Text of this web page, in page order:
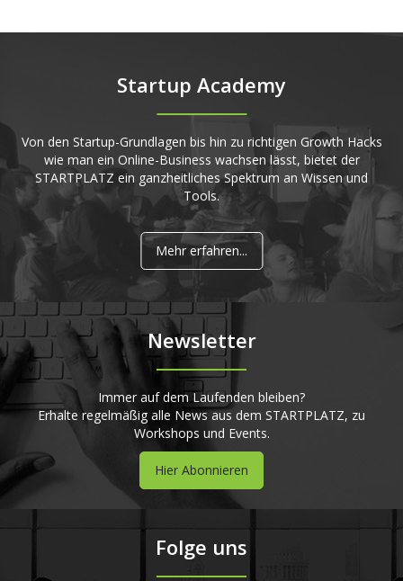
Startup Academy
Von den Startup-Grundlagen bis hin zu richtigen Growth Hacks
wie man ein Online-Business wachsen lässt, bietet der
STARTPLATZ ein ganzheitliches Spektrum an Wissen und
Tools.
Mehr erfahren...
Newsletter
Immer auf dem Laufenden bleiben?
Erhalte regelmäßig alle News aus dem STARTPLATZ, zu
Workshops und Events.
Hier Abonnieren
Folge uns